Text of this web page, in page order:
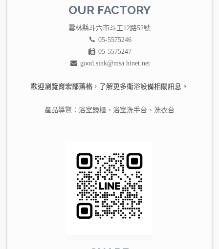
OUR FACTORY
雲林縣斗六市斗工12路52號
05-5575246
05-5575247
good.sink@msa.hinet.net
歡迎瀏覽育宏部落格 ，了解更多衛浴設備相關訊息。
產品導覽： 浴室鏡櫃 、 浴室洗手台 、 洗衣台